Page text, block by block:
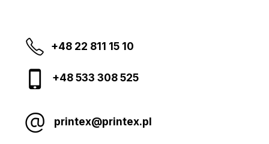
+48 22 811 15 10
+48 533 308 525
printex@printex.pl